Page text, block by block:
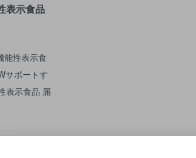
表示食品
能性表示食
サポートす
表示食品 届
テノイ